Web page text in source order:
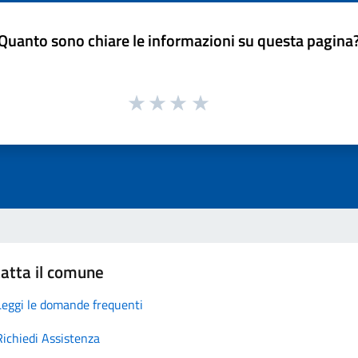
sono chiare le informazioni su questa
il comune
le domande frequenti
Assistenza